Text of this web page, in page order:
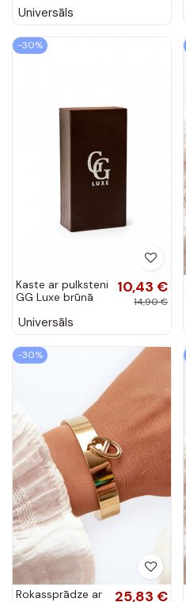
motīviem
Universāls
-30%
Kaste ar pulksteni
GG Luxe brūnā
10,43 €
14,90 €
Universāls
-30%
Rokassprādze ar
25,83 €